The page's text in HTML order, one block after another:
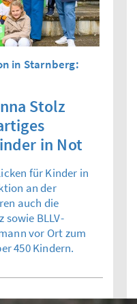
in Starnberg:
Stolz
in Not
für Kinder in
an der
auch die
BLLV-
vor Ort zum
450 Kindern.